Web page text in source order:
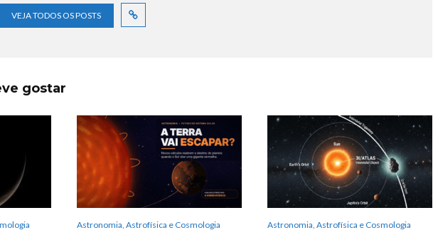
VEJA TODOS OS POSTS
gostar
Astronomia, Astrofísica e Cosmologia Astronomia, Astrofísica e Cosmologia